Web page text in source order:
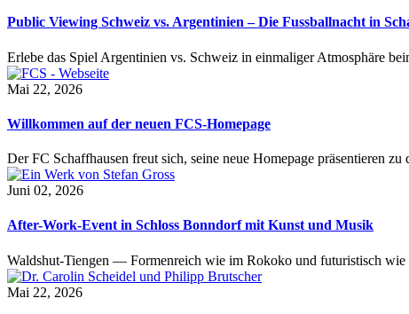
Public Viewing Schweiz vs. Argentinien – Die Fussballnacht in
Erlebe das Spiel Argentinien vs. Schweiz in einmaliger Atmosphäre
Mai 22, 2026
Willkommen auf der neuen FCS-Homepage
Der FC Schaffhausen freut sich, seine neue Homepage präsentieren
Juni 02, 2026
After-Work-Event in Schloss Bonndorf mit Kunst und Musik
Waldshut-Tiengen — Formenreich wie im Rokoko und futuristisch
Mai 22, 2026